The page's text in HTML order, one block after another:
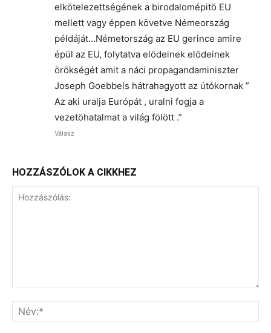
elkötelezettségének a birodalomépitö EU
mellett vagy éppen követve Némeország
példáját…Németország az EU gerince amire
épül az EU, folytatva elödeinek elödeinek
örökségét amit a náci propagandaminiszter
Joseph Goebbels hátrahagyott az útókornak ”
Az aki uralja Európát , uralni fogja a
vezetöhatalmat a világ fölött .”
Válasz
HOZZÁSZÓLOK A CIKKHEZ